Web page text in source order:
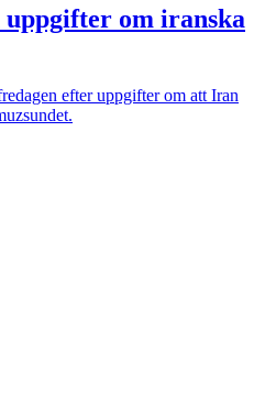
om iranska
efter uppgifter om att Iran